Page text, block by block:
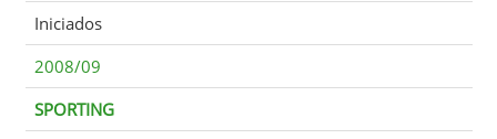
Iniciados
2008/09
SPORTING